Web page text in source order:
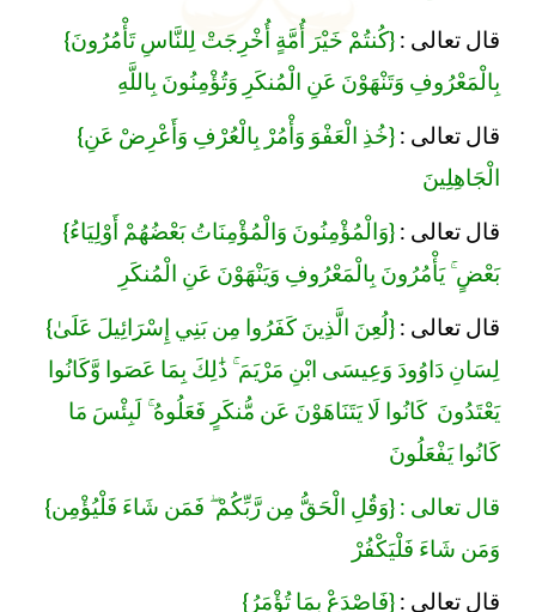
{ قال تعالى : {كُنتُمْ خَيْرَ أُمَّةٍ أُخْرِجَتْ لِلنَّاسِ تَأْمُرُونَ
بِالْمَعْرُوفِ وَتَنْهَوْنَ عَنِ الْمُنكَرِ وَتُؤْمِنُونَ بِاللَّهِ
{ قال تعالى : {خُذِ الْعَفْوَ وَأْمُرْ بِالْعُرْفِ وَأَعْرِضْ عَنِ
الْجَاهِلِينَ
{ قال تعالى : {وَالْمُؤْمِنُونَ وَالْمُؤْمِنَاتُ بَعْضُهُمْ أَوْلِيَاءُ
بَعْضٍ ۚ يَأْمُرُونَ بِالْمَعْرُوفِ وَيَنْهَوْنَ عَنِ الْمُنكَرِ
{ قال تعالى : {لُعِنَ الَّذِينَ كَفَرُوا مِن بَنِي إِسْرَائِيلَ عَلَىٰ
لِسَانِ دَاوُودَ وَعِيسَى ابْنِ مَرْيَمَ ۚ ذَٰلِكَ بِمَا عَصَوا وَّكَانُوا
يَعْتَدُونَ كَانُوا لَا يَتَنَاهَوْنَ عَن مُّنكَرٍ فَعَلُوهُ ۚ لَبِئْسَ مَا
كَانُوا يَفْعَلُونَ
{ قال تعالى : {وَقُلِ الْحَقُّ مِن رَّبِّكُمْ ۖ فَمَن شَاءَ فَلْيُؤْمِن
وَمَن شَاءَ فَلْيَكْفُرْ
{
قال تعالى : {فَاصْدَعْ بِمَا تُؤْمَرُ